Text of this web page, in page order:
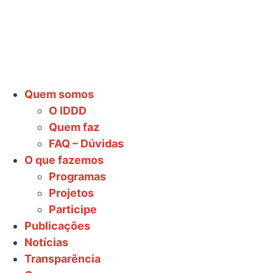
Quem somos
O IDDD
Quem faz
FAQ – Dúvidas
O que fazemos
Programas
Projetos
Participe
Publicações
Notícias
Transparência